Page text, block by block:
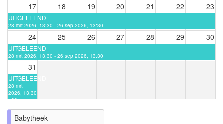
17 18 19 20 21 22 23
UITGELEEND
28 mrt 2026, 13:30 - 26 sep 2026, 13:30
24 25 26 27 28 29 30
UITGELEEND
28 mrt 2026, 13:30 - 26 sep 2026, 13:30
31
UITGELEEND
28 mrt
2026, 13:30
- 26 sep
Babytheek